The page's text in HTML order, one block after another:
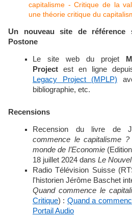
capitalisme - Critique de la
une théorie critique du
Un nouveau site de référence
Postone
Le site web du projet
Project est en ligne
Legacy Project (MPLP)
bibliographie, etc.
Recensions
Recension du livre de
commence le capitalisme
monde de l’Economie
18 juillet 2024 dans Le
Radio Télévision Suisse
l'historien Jérôme Baschet
Quand commence le
Critique) : Quand a
Portail Audio